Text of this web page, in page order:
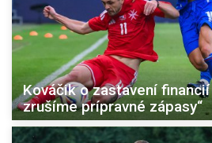
Kováčik o zastavení financií
zrušíme prípravné zápasy“